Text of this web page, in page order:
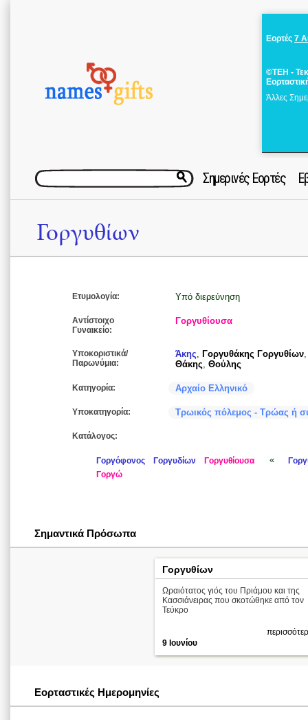
Εορτές 7
©ΤΕΗ -
Άλλες
Σημερινές Εορτές
Γοργυθίων
Ετυμολογία: Υπό διερεύνηση
Αντίστοιχο
Γυναικείο:
Γοργυθίουσα
Υποκοριστικά/
Παρωνύμια:
Άκης, Γοργυθάκης Γοργυθίων
Θάκης, Θούλης
Κατηγορία: Αρχαίο Ελληνικό
Υποκατηγορία: Τρωικός πόλεμος - Τρώας ή
Κατάλογος:
Γοργόφονος Γοργυδίων Γοργυθίουσα «
Γοργώ
Σημαντικά Πρόσωπα
Γοργυθίων
Ωραιότατος γιός του Πριάμου και της
Κασσιάνειρας που σκοτώθηκε από τον
Τεύκρο
9 Ιουνίου
Εορταστικές Ημερομηνίες